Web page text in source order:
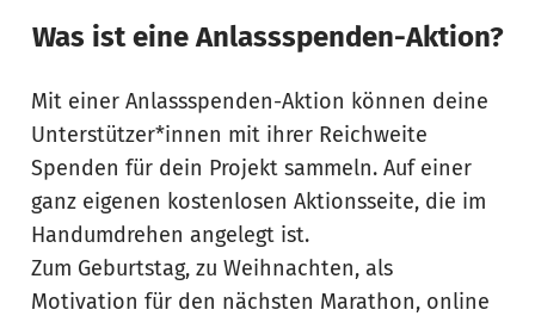
Was ist eine Anlassspenden-Aktion?
Mit einer Anlassspenden-Aktion können deine
Unterstützer*innen mit ihrer Reichweite
Spenden für dein Projekt sammeln. Auf einer
ganz eigenen kostenlosen Aktionsseite, die im
Handumdrehen angelegt ist.
Zum Geburtstag, zu Weihnachten, als
Motivation für den nächsten Marathon, online